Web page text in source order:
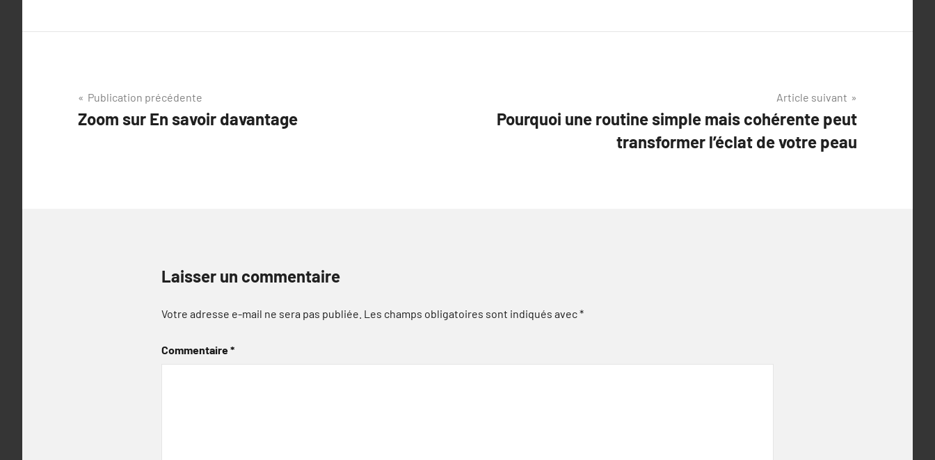
Navigation
de
Publication précédente
Zoom sur En savoir davantage
Article suivant
Pourquoi une routine simple mais cohérente peut
transformer l’éclat de votre peau
Laisser un commentaire
Votre adresse e-mail ne sera pas publiée. Les champs obligatoires sont indiqués avec*
Commentaire*